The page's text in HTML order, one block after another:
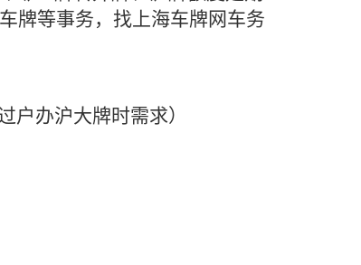
牌等事务，找上海车牌网车务
户办沪大牌时需求）